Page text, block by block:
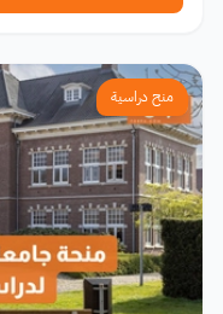
منح دراسية